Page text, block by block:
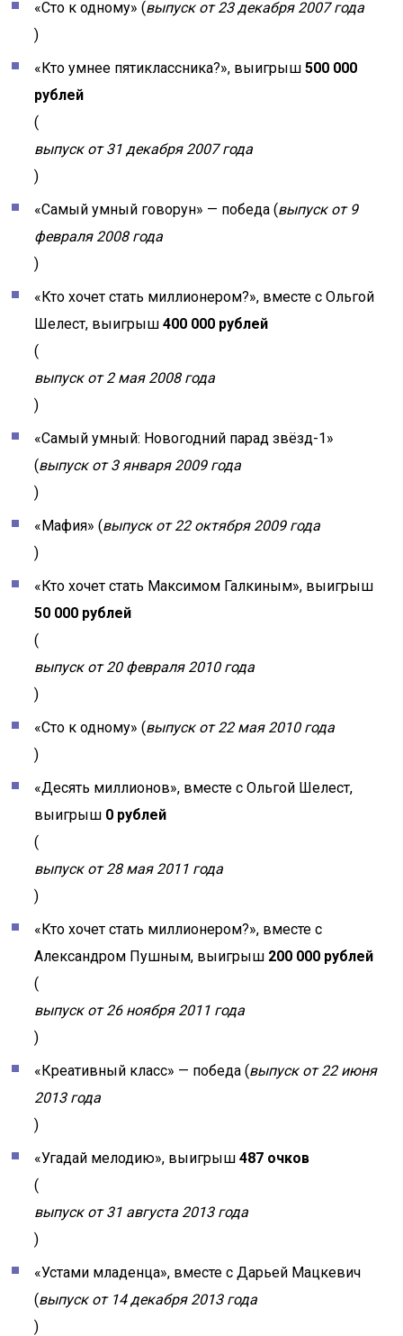
«Сто к одному» (выпуск от 23 декабря 2007 года
)
«Кто умнее пятиклассника?», выигрыш500 000
рублей
(
выпуск от 31 декабря 2007 года
)
«Самый умный говорун» — победа (выпуск от 9
февраля 2008 года
)
«Кто хочет стать миллионером?», вместе с Ольгой
Шелест, выигрыш400 000 рублей
(
выпуск от 2 мая 2008 года
)
«Самый умный: Новогодний парад звёзд-1»
(выпуск от 3 января 2009 года
)
«Мафия» (выпуск от 22 октября 2009 года
)
«Кто хочет стать Максимом Галкиным», выигрыш
50 000 рублей
(
выпуск от 20 февраля 2010 года
)
«Сто к одному» (выпуск от 22 мая 2010 года
)
«Десять миллионов», вместе с Ольгой Шелест,
выигрыш 0 рублей
(
выпуск от 28 мая 2011 года
)
«Кто хочет стать миллионером?», вместе с
Александром Пушным, выигрыш 200 000 рублей
(
выпуск от 26 ноября 2011 года
)
«Креативный класс» — победа (выпуск от 22 июня
2013 года
)
«Угадай мелодию», выигрыш487 очков
(
выпуск от 31 августа 2013 года
)
«Устами младенца», вместе с Дарьей Мацкевич
(выпуск от 14 декабря 2013 года
)